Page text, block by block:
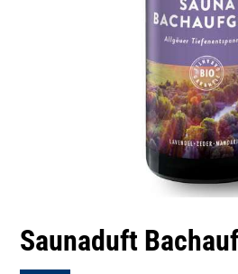
Saunaduft